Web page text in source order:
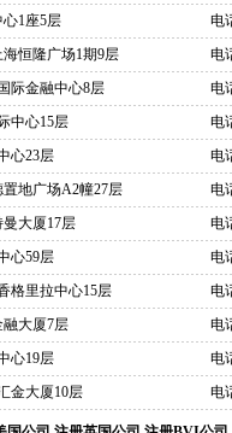
心1座5层
电
海恒隆广场1期9层
电
际金融中心8层
电
中心15层
电
心23层
电
置地广场A2幢27层
电
曼大厦17层
电
心59层
电
格里拉中心15层
电
融大厦7层
电
心19层
电
金大厦10层 电